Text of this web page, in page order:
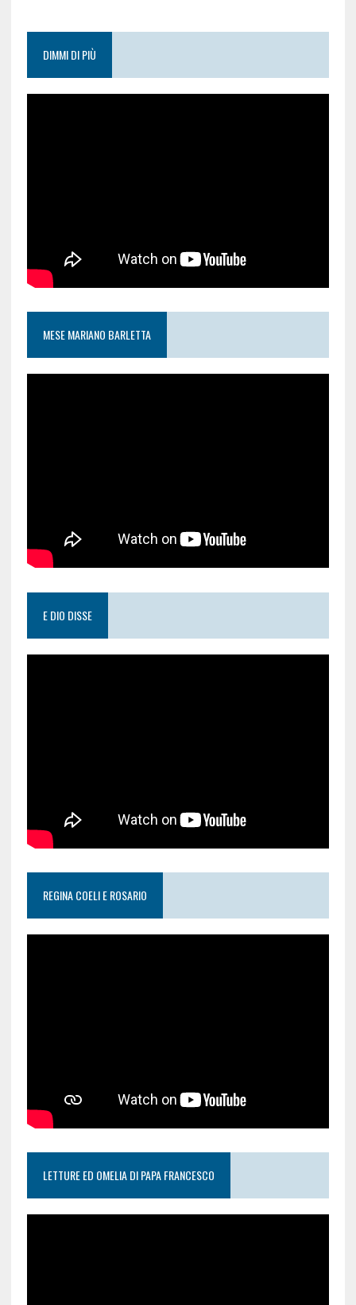
DIMMI DI PIÙ
MESE MARIANO BARLETTA
E DIO DISSE
REGINA COELI E ROSARIO
LETTURE ED OMELIA DI PAPA FRANCESCO